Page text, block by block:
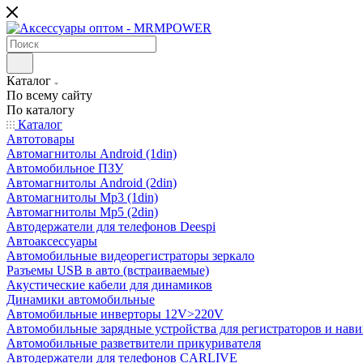
Каталог
По всему сайту
По каталогу
Каталог
Автотовары
Автомагнитолы Android (1din)
Автомобильное ПЗУ
Автомагнитолы Android (2din)
Автомагнитолы Mp3 (1din)
Автомагнитолы Mp5 (2din)
Автодержатели для телефонов Deespi
Автоаксессуары
Автомобильные видеорегистраторы зеркало
Разъемы USB в авто (встраиваемые)
Акустические кабели для динамиков
Динамики автомобильные
Автомобильные инверторы 12V>220V
Автомобильные зарядные устройства для регистраторов и
Автомобильные разветвители прикуривателя
Автодержатели для телефонов CARLIVE